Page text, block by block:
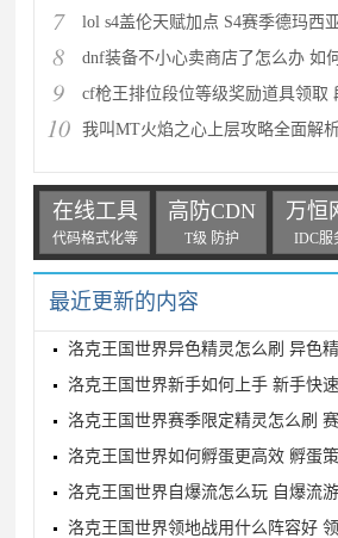
7 lol s4盖伦天赋加点 S4赛季德玛西亚之力符文与出
8 dnf装备不小心卖商店了怎么办 如
9 cf枪王排位段位等级奖励道具领取 段位等级奖励
10 我叫MT火焰之心上层攻略全面解析 挑战拉格罗
在线工具
代码格式化等
高防CDN
T级 防护
万恒
IDC服
最近更新的内容